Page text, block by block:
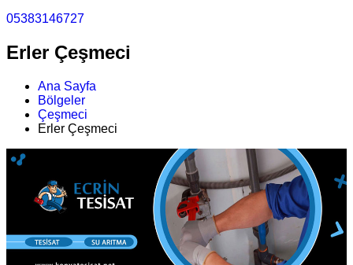
05383146727
Erler Çeşmeci
Ana Sayfa
Bölgeler
Çeşmeci
Erler Çeşmeci